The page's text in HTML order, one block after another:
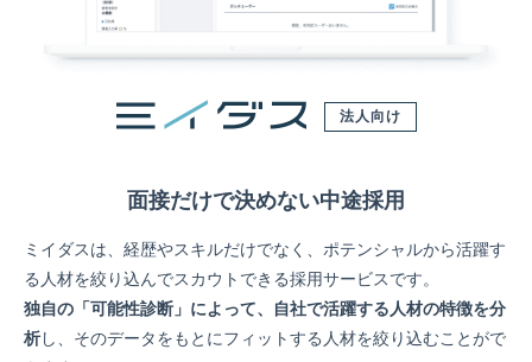
法人向け
面接だけで決めない中途採用
ミイダスは、経歴やスキルだけでなく、ポテンシャルから活躍す
る人材を絞り込んでスカウトできる採用サービスです。
独自の「可能性診断」によって、自社で活躍する人材の特徴を分
析し、そのデータをもとにフィットする人材を絞り込むことがで